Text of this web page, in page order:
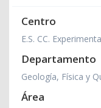
Centro
E.S. CC.
Departamento
Geología, Física y
Área